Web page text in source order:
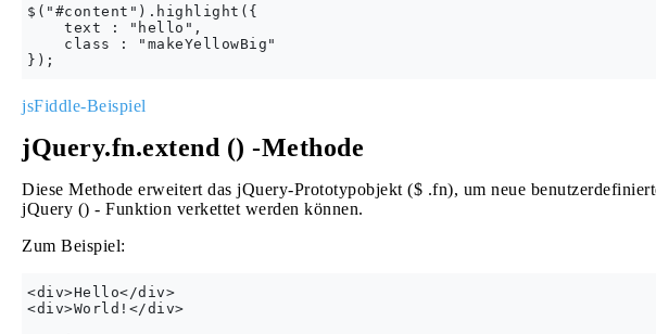
$("#content").highlight({
    text : "hello",
    class : "makeYellowBig"
jsFiddle-Beispiel
jQuery.fn.extend () -Methode
Diese Methode erweitert das jQuery-Prototypobjekt ($ .fn), um neue
jQuery () - Funktion verkettet werden können.
Zum Beispiel:
<div>Hello</div>
<div>World!</div>